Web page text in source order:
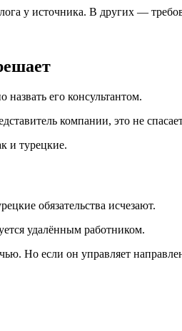
у источника. В других —
его консультантом.
компании, это не
и турецкие.
обязательства исчезают.
удалённым работником.
Но если он управляет